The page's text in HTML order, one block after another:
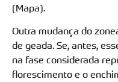
(Mapa).
Outra mudança do
de geada. Se, antes,
na fase considerada
florescimento e o